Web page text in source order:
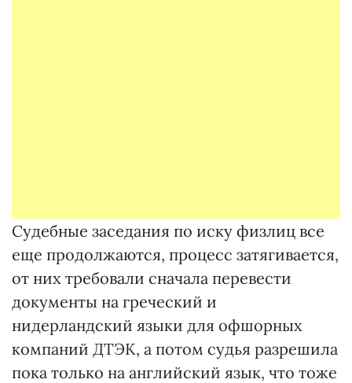
Судебные заседания по иску физлиц все
еще продолжаются, процесс затягивается,
от них требовали сначала перевести
документы на греческий и
нидерландский языки для офшорных
компаний ДТЭК, а потом судья разрешила
пока только на английский язык, что тоже